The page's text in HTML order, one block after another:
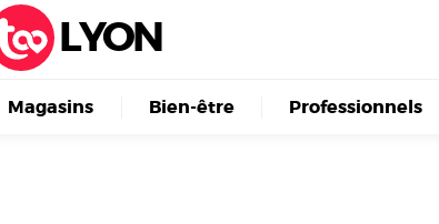
LYON
Magasins Bien-être Professionnels